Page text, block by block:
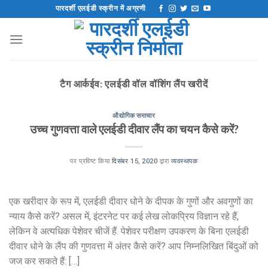
छोड़कर
सामग्री
पारदर्शी एलईडी स्क्रीन में अग्रणी
टैग आर्कईव:एलईडी वॉल वॉशिंग लैंप खरीदें
औद्योगिक समाचार
उच्च गुणवत्ता वाले एलईडी दीवार लैंप का चयन कैसे करें?
पर प्रविष्ट कियादिसंबर 15, 2020 द्वारा व्यवस्थापक
एक खरीदार के रूप में, एलईडी दीवार धोने के दीपक के गुणों और अवगुणों का
न्याय कैसे करें? असल में, इंटरनेट पर कई लेख लोकप्रिय विज्ञान रहे हैं,
लेकिन वे अत्यधिक पेशेवर चीजें हैं. पेशेवर परीक्षण उपकरण के बिना एलईडी
दीवार धोने के लैंप की गुणवत्ता में अंतर कैसे करें? आप निम्नलिखित बिंदुओं को
जज कर सकते हैं: […]